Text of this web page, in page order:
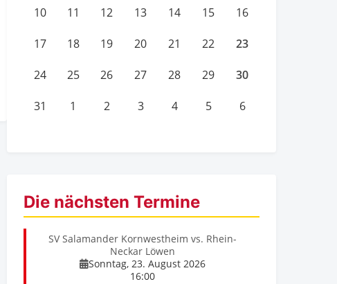
10 11 12 13 14 15 16
17 18 19 20 21 22 23
24 25 26 27 28 29 30
31 1 2 3 4 5 6
Die nächsten Termine
SV Salamander Kornwestheim vs. Rhein-
Neckar Löwen
Sonntag, 23. August 2026
16:00